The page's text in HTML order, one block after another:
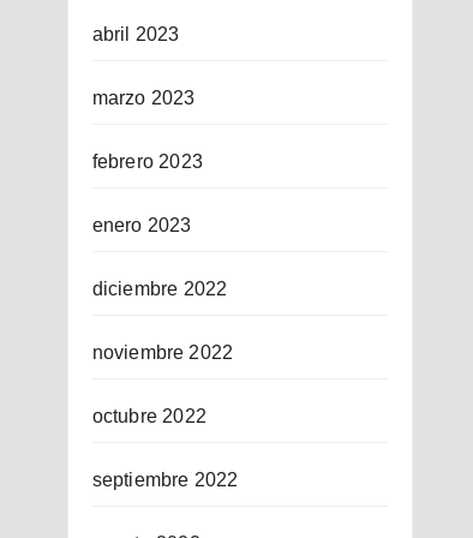
abril 2023
marzo 2023
febrero 2023
enero 2023
diciembre 2022
noviembre 2022
octubre 2022
septiembre 2022